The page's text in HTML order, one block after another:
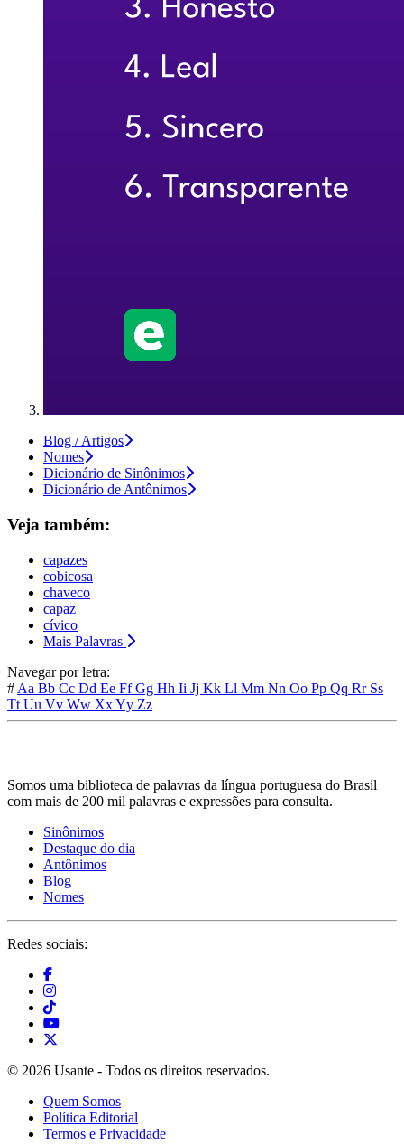
Blog / Artigos
Nomes
Dicionário de Sinônimos
Dicionário de Antônimos
Veja também:
capazes
cobicosa
chaveco
capaz
cívico
Mais Palavras
Navegar por letra:
# Aa Bb Cc Dd Ee FfGg Hh Ii Jj Kk Ll Mm Nn Oo Pp Qq Rr Ss
Tt Uu Vv Ww XxYy Zz
Somos uma biblioteca de palavras da língua portuguesa do Brasil
com mais de 200 mil palavras e expressões para consulta.
Sinônimos
Destaque do dia
Antônimos
Blog
Nomes
Redes sociais:
© 2026 Usante - Todos os direitos reservados.
Quem Somos
Política Editorial
Termos e Privacidade